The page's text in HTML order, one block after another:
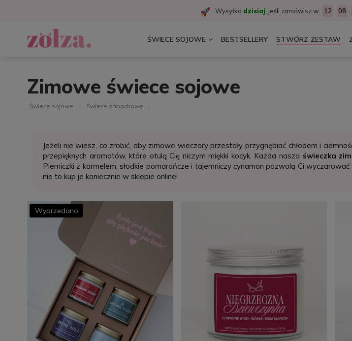
Wysyłka dzisiaj , jeśli zamówisz w: 12 : 08 :
ŚWIECE SOJOWE BESTSELLERY STWÓRZ ZESTAW
Zimowe świece sojowe
Świece sojowe Świece zapachowe
Jeżeli nie wiesz, co zrobić, aby zimowe wieczory przestały przygnębiać chłodem i
przepięknych aromatów, które otulą Cię niczym miękki kocyk. Każda nasza świeczka
Pierniczki z karmelem, słodkie pomarańcze i tajemniczy cynamon pozwolą Ci
nie to kup je koniecznie w sklepie online!